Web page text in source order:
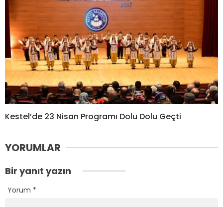
Kestel’de 23 Nisan Programı Dolu Dolu Geçti
YORUMLAR
Bir yanıt yazın
Yorum *